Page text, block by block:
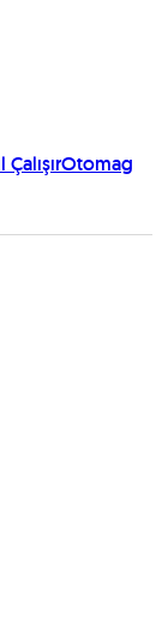
ÇalışırOtomag